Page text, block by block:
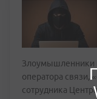
Злоумышленники
оператора связи,
сотрудника